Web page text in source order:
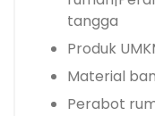
tangga
Produk
Material
Perabot